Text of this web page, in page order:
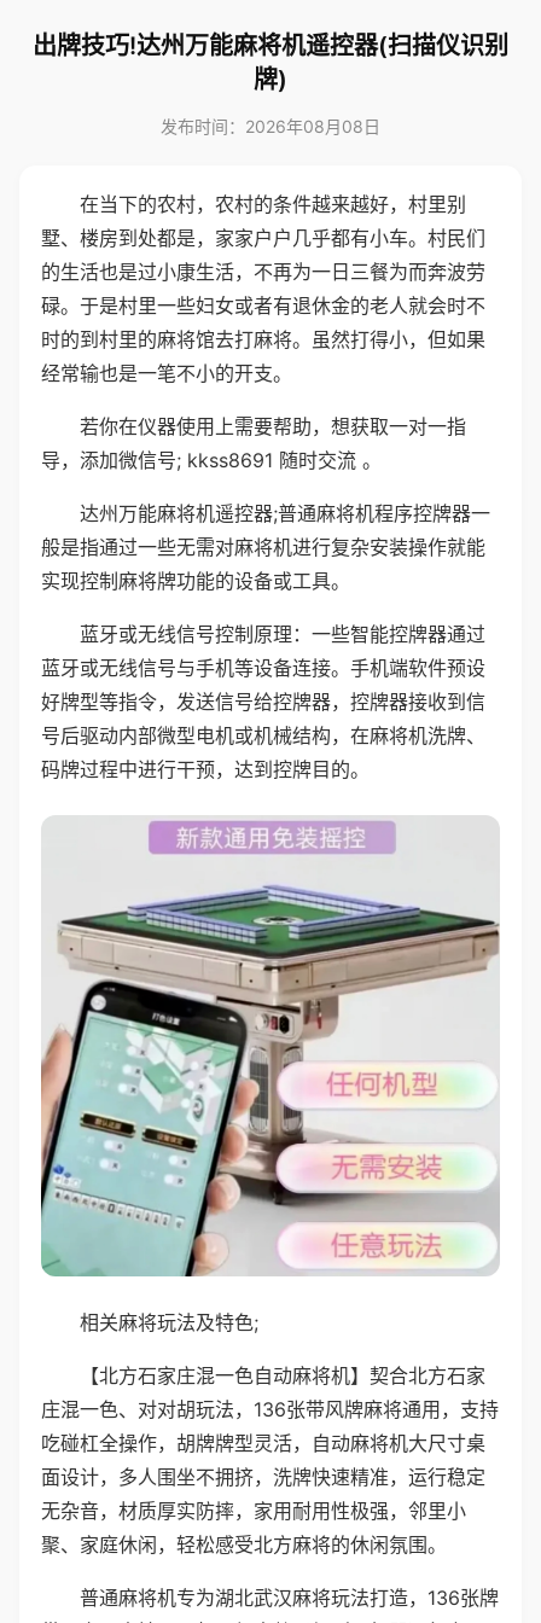
出牌技巧!达州万能麻将机遥控器(扫描仪识别
牌)
发布时间：2026年08月08日
在当下的农村，农村的条件越来越好，村里别
墅、楼房到处都是，家家户户几乎都有小车。村民们
的生活也是过小康生活，不再为一日三餐为而奔波劳
碌。于是村里一些妇女或者有退休金的老人就会时不
时的到村里的麻将馆去打麻将。虽然打得小，但如果
经常输也是一笔不小的开支。
若你在仪器使用上需要帮助，想获取一对一指
导，添加微信号; kkss8691 随时交流 。
达州万能麻将机遥控器;普通麻将机程序控牌器一
般是指通过一些无需对麻将机进行复杂安装操作就能
实现控制麻将牌功能的设备或工具。
蓝牙或无线信号控制原理：一些智能控牌器通过
蓝牙或无线信号与手机等设备连接。手机端软件预设
好牌型等指令，发送信号给控牌器，控牌器接收到信
号后驱动内部微型电机或机械结构，在麻将机洗牌、
码牌过程中进行干预，达到控牌目的。
相关麻将玩法及特色;
【北方石家庄混一色自动麻将机】契合北方石家
庄混一色、对对胡玩法，136张带风牌麻将通用，支持
吃碰杠全操作，胡牌牌型灵活，自动麻将机大尺寸桌
面设计，多人围坐不拥挤，洗牌快速精准，运行稳定
无杂音，材质厚实防摔，家用耐用性极强，邻里小
聚、家庭休闲，轻松感受北方麻将的休闲氛围。
普通麻将机专为湖北武汉麻将玩法打造，136张牌